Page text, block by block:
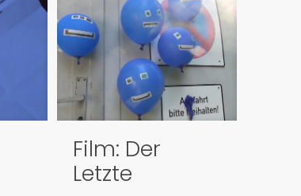
Film: Der
Letzte